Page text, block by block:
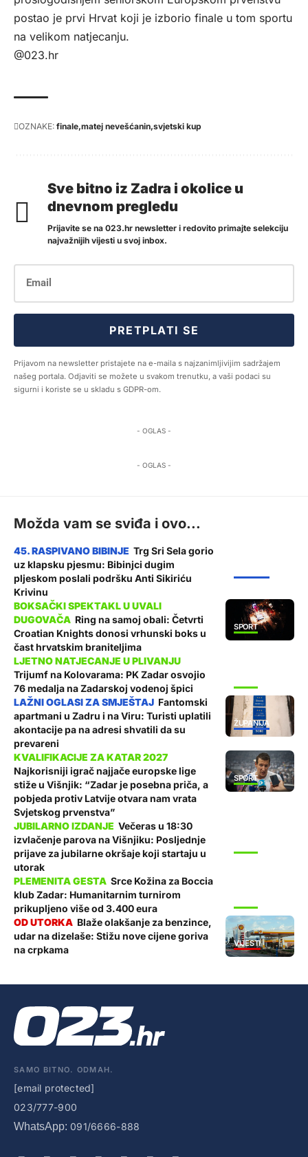
postao je prvi Hrvat koji je izborio finale u tom sportu
na velikom natjecanju.
@023.hr
OZNAKE: finale matej nevešćanin svjetski kup
Sve bitno iz Zadra i okolice u
dnevnom pregledu
Prijavite se na 023.hr newsletter i redovito primajte selekciju
najvažnijih vijesti u svoj inbox.
PRETPLATI SE
Prijavom na newsletter pristajete na e-maila s najzanimljivijim sadržajem
našeg portala. Odjaviti se možete u svakom trenutku, a vaši podaci su
sigurni i koriste se u skladu s GDPR-om.
- OGLAS -
- OGLAS -
Možda vam se sviđa i ovo...
Trg Sri Sela gorio
uz klapsku pjesmu: Bibinjci dugim
pljeskom poslali podršku Anti Sikiriću
Krivinu
SPORT
Ring na samoj obali: Četvrti
Croatian Knights donosi vrhunski boks u
čast hrvatskim braniteljima
Trijumf na Kolovarama: PK Zadar osvojio
76 medalja na Zadarskoj vodenoj špici
ŽUPANIJA
Fantomski
apartmani u Zadru i na Viru: Turisti uplatili
akontacije pa na adresi shvatili da su
prevareni
SPORT
Najkorisniji igrač najjače europske lige
stiže u Višnjik: “Zadar je posebna priča, a
pobjeda protiv Latvije otvara nam vrata
Svjetskog prvenstva”
Večeras u 18:30
izvlačenje parova na Višnjiku: Posljednje
prijave za jubilarne okršaje koji startaju u
utorak
Srce Kožina za Boccia
klub Zadar: Humanitarnim turnirom
prikupljeno više od 3.400 eura
VIJESTI
Blaže olakšanje za benzince,
udar na dizelaše: Stižu nove cijene goriva
na crpkama
SAMO BITNO. ODMAH.
[email protected]
023/777-900
WhatsApp: 091/6666-888